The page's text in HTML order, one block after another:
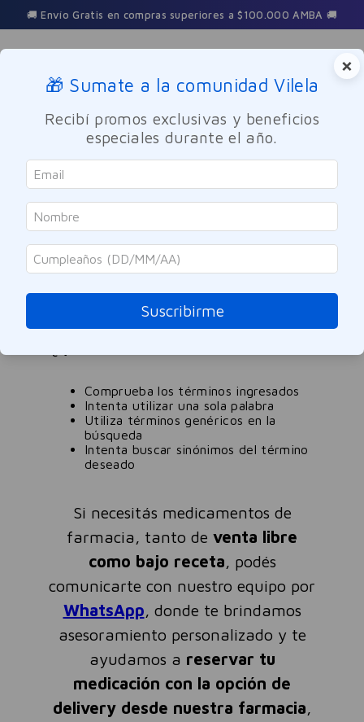
🚚 Envío Gratis en compras superiores a $100.000 AMBA 🚚
Buscar
crema-depilatoria-axila-y-area-de-bikini-budy-curve-veet-1u-
8006229
OOPS!
No encontramos ningún resultado para
crema-depilatoria-axila-y-area-de-
Comprueba los términos ingresados
Intenta utilizar una sola palabra
Utiliza términos genéricos en la
búsqueda
Intenta buscar sinónimos del término
deseado
Si necesitás medicamentos de
farmacia, tanto de venta libre
como bajo receta, podés
comunicarte con nuestro equipo por
WhatsApp, donde te brindamos
asesoramiento personalizado y te
ayudamos a reservar tu
medicación con la opción de
delivery desde nuestra farmacia,
×
🎁 Sumate a la comunidad Vilela
Recibí promos exclusivas y beneficios
especiales durante el año.
Suscribirme